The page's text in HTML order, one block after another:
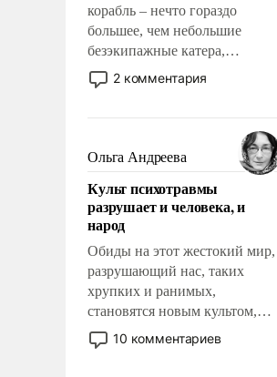
корабль – нечто гораздо
большее, чем небольшие
безэкипажные катера,
применение которых уже
стало обыденностью. Задача по
сложна и амбициозна. Однако
и ее реализация радикально
поднимет наши боевые
возможности.
2 комментария
Ольга Андреева
Культ психотравмы
разрушает и человека, и
народ
Обиды на этот жестокий мир,
разрушающий нас, таких
хрупких и ранимых,
становятся новым культом,
постепенно вытесняя и
отменяя традиционное
10 комментариев